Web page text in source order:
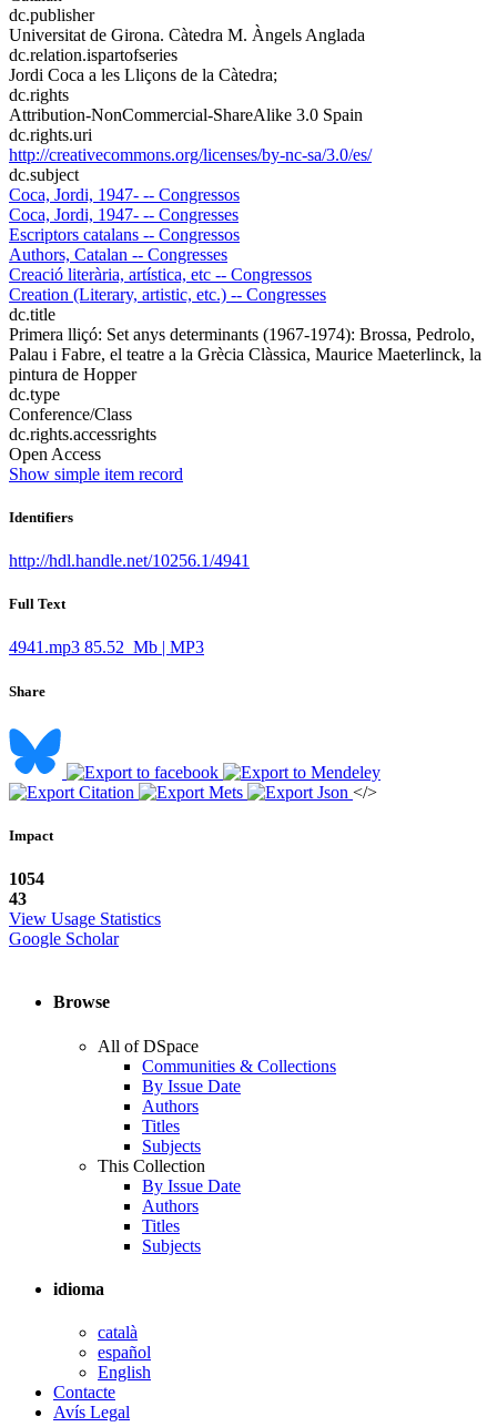
dc.publisher
Universitat de Girona. Càtedra M. Àngels Anglada
dc.relation.ispartofseries
Jordi Coca a les Lliçons de la Càtedra;
dc.rights
Attribution-NonCommercial-ShareAlike 3.0 Spain
dc.rights.uri
http://creativecommons.org/licenses/by-nc-sa/3.0/es/
dc.subject
Coca, Jordi, 1947- -- Congressos
Coca, Jordi, 1947- -- Congresses
Escriptors catalans -- Congressos
Authors, Catalan -- Congresses
Creació literària, artística, etc -- Congressos
Creation (Literary, artistic, etc.) -- Congresses
dc.title
Primera lliçó: Set anys determinants (1967-1974): Brossa, Pedrolo,
Palau i Fabre, el teatre a la Grècia Clàssica, Maurice Maeterlinck, la
pintura de Hopper
dc.type
Conference/Class
dc.rights.accessrights
Open Access
Show simple item record
Identifiers
http://hdl.handle.net/10256.1/4941
Full Text
4941.mp3 85.52 Mb | MP3
Share
</>
Impact
1054
43
View Usage Statistics
Google Scholar
Browse
All of DSpace
Communities & Collections
By Issue Date
Authors
Titles
Subjects
This Collection
By Issue Date
Authors
Titles
Subjects
idioma
català
español
English
Contacte
Avís Legal